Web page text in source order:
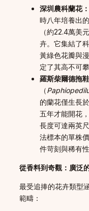
深圳農科蘭花：
時八年培養出
（約22.4萬美
卉。它集結了
黃綠色花瓣與
定了其高不可攀
羅斯柴爾德拖
（
的蘭花僅生長
五年才能開花
長度可達兩英
法標本的單株
件苛刻與稀有性
從香料到奇觀：廣泛
最受追捧的花卉類型
範疇：